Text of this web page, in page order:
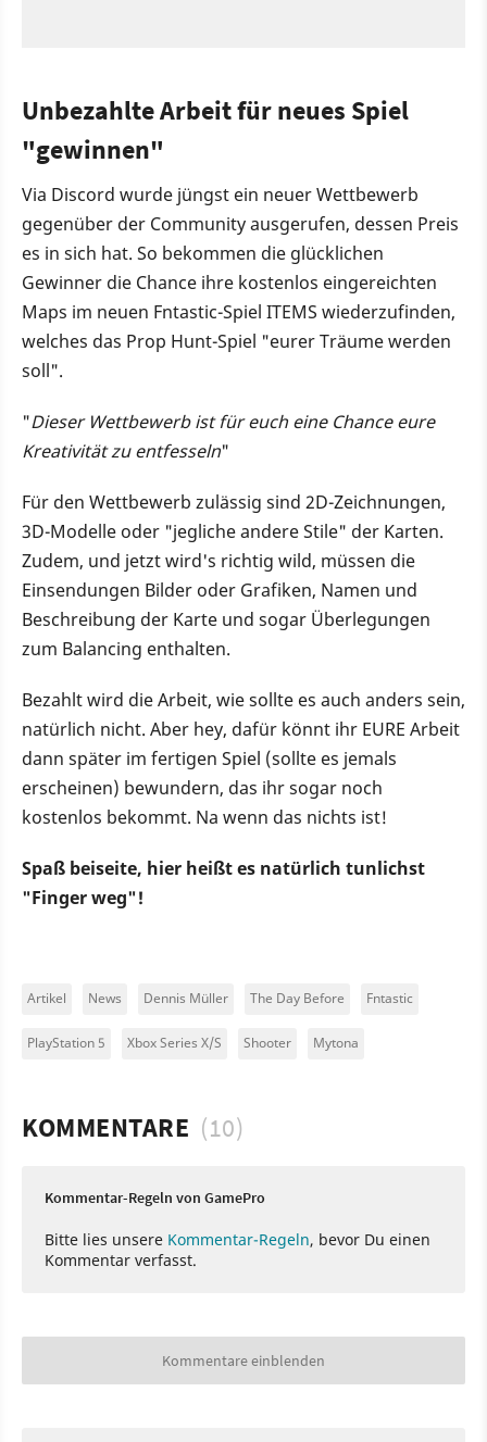
Unbezahlte Arbeit für neues Spiel
"gewinnen"
Via Discord wurde jüngst ein neuer Wettbewerb
gegenüber der Community ausgerufen, dessen Preis
es in sich hat. So bekommen die glücklichen
Gewinner die Chance ihre kostenlos eingereichten
Maps im neuen Fntastic-Spiel ITEMS wiederzufinden,
welches das Prop Hunt-Spiel "eurer Träume werden
soll".
"Dieser Wettbewerb ist für euch eine Chance eure
Kreativität zu entfesseln"
Für den Wettbewerb zulässig sind 2D-Zeichnungen,
3D-Modelle oder "jegliche andere Stile" der Karten.
Zudem, und jetzt wird's richtig wild, müssen die
Einsendungen Bilder oder Grafiken, Namen und
Beschreibung der Karte und sogar Überlegungen
zum Balancing enthalten.
Bezahlt wird die Arbeit, wie sollte es auch anders sein,
natürlich nicht. Aber hey, dafür könnt ihr EURE Arbeit
dann später im fertigen Spiel (sollte es jemals
erscheinen) bewundern, das ihr sogar noch
kostenlos bekommt. Na wenn das nichts ist!
Spaß beiseite, hier heißt es natürlich tunlichst
"Finger weg"!
Artikel News Dennis Müller The Day Before Fntastic
PlayStation 5 Xbox Series X/S Shooter Mytona
KOMMENTARE (10)
Kommentar-Regeln von GamePro
Bitte lies unsere Kommentar-Regeln, bevor Du einen
Kommentar verfasst.
Kommentare einblenden